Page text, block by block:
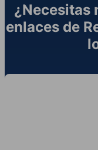
¿Necesitas
enlaces de